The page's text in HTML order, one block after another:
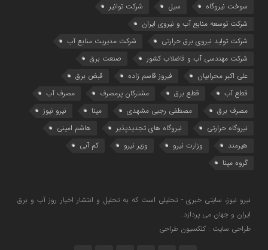
سوخت نیروگاه
سیل
شرکت توانیر
شرکت توسعه منابع آب و نیروی ایران
شرکت تولید نیروی برق حرارتی
شرکت مدیریت منابع آب
شرکت مهندسی آب و فاضلاب کشور
صنعت برق
علی اکبر محرابیان
فیروز قاسم زاده
قبض برق
قطع آب
قطع برق مشترکان پرمصرف
مصرف آب
مصرف برق
مصطفی رجبی مشهدی مپنا
نیرو نیوز
نیروگاه حرارتی
نیروگاه‌ های تجدیدپذیر
هاشم امینی
هیرمند
وزارت نیرو وزیر نیرو
کم آبی
گروه مپنا
نیرو نیوز، سایتی خبری - تحلیلی است که به تحلیل و انتشار اخبار روز آب و برق
ایران و جهان می پردازد.
طراحی سایت : کلکسیون طراحی